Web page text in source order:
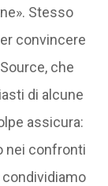
Stesso
convincere
che
di alcune
assicura:
nei confronti